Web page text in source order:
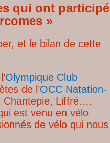
qui ont participé
»
et le bilan de cette
Olympique Club
de l’OCC Natation-
Chantepie, Liffré….
est venu en vélo
de vélo qui nous